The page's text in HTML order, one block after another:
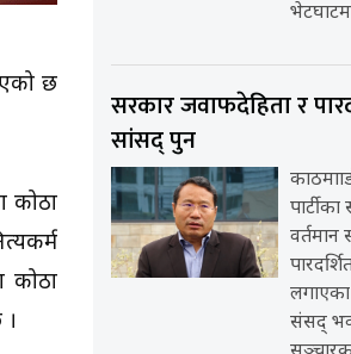
छ
कोठा
कोठा
सरकार जवाफदेहिता र
सांसद् पुन
वर्तमान
संसद्